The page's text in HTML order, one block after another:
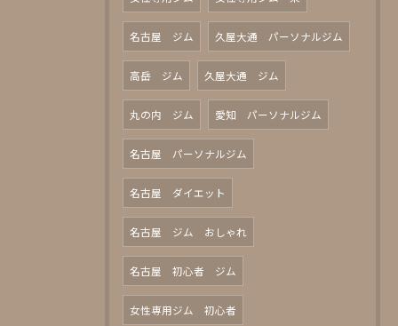
名古屋 ジム 久屋大通 パーソナルジム
高岳 ジム 久屋大通 ジム
丸の内 ジム 愛知 パーソナルジム
名古屋 パーソナルジム
名古屋 ダイエット
名古屋 ジム おしゃれ
名古屋 初心者 ジム
女性専用ジム 初心者